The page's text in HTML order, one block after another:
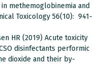
methemoglobinemia and
Toxicology 56(10): 941-
HR (2019) Acute toxicity
disinfectants performic
dioxide and their by-